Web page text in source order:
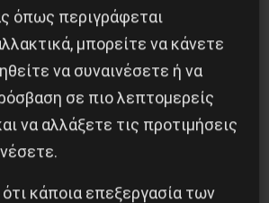
όπως περιγράφεται
μπορείτε να κάνετε
να συναινέσετε ή να
σε πιο λεπτομερείς
να αλλάξετε τις προτιμήσεις
κάποια επεξεργασία των